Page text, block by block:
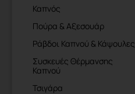
Καπνός
Πούρα & Αξεσουάρ
Ράβδοι Καπνού & Κάψουλες
Συσκευές Θέρμανσης
Καπνού
Τσιγάρα